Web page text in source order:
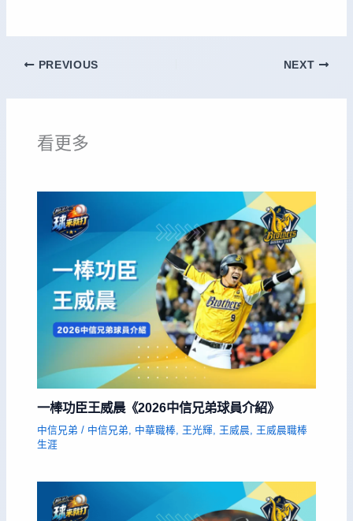
PREVIOUS NEXT
看更多
一棒功臣王威晨《2026中信兄弟球員介紹》
中信兄弟 / 中信兄弟, 中華職棒, 王光輝, 王威晨, 王威晨職棒
生涯